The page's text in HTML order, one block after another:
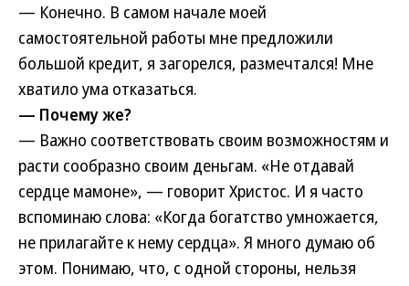
— Конечно. В самом начале моей
самостоятельной работы мне предложили
большой кредит, я загорелся, размечтался! Мне
хватило ума отказаться.
— Почему же?
— Важно соответствовать своим возможностям и
расти сообразно своим деньгам. «Не отдавай
сердце мамоне», — говорит Христос. И я часто
вспоминаю слова: «Когда богатство умножается,
не прилагайте к нему сердца». Я много думаю об
этом. Понимаю, что, с одной стороны, нельзя